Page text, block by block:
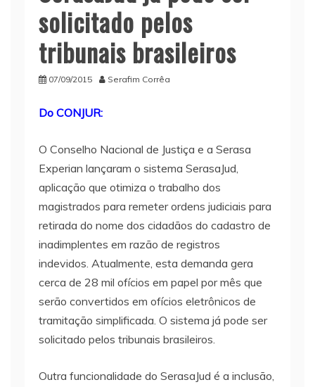
solicitado pelos
tribunais brasileiros
07/09/2015 Serafim Corrêa
Do CONJUR:
O Conselho Nacional de Justiça e a Serasa
Experian lançaram o sistema SerasaJud,
aplicação que otimiza o trabalho dos
magistrados para remeter ordens judiciais para
retirada do nome dos cidadãos do cadastro de
inadimplentes em razão de registros
indevidos. Atualmente, esta demanda gera
cerca de 28 mil ofícios em papel por mês que
serão convertidos em ofícios eletrônicos de
tramitação simplificada. O sistema já pode ser
solicitado pelos tribunais brasileiros.
Outra funcionalidade do SerasaJud é a inclusão,